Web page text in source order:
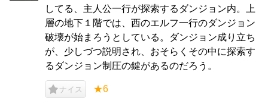
してる、主人公一行が探索するダンジョン内。上
層の地下１階では、西のエルフ一行のダンジョン
破壊が始まろうとしている。ダンジョン成り立ち
が、少しづつ説明され、おそらくその中に探索す
るダンジョン制圧の鍵があるのだろう。
ナイス ★6